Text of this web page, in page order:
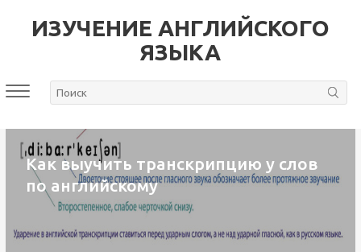
ИЗУЧЕНИЕ АНГЛИЙСКОГО
ЯЗЫКА
Как выучить транскрипцию у слов
по английскому